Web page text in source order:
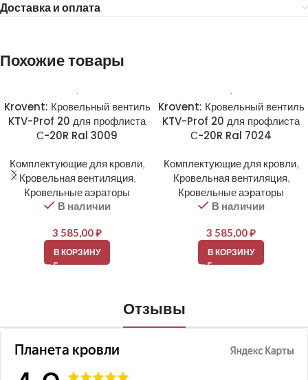
Доставка и оплата
Похожие товары
Krovent: Кровельный вентиль
KTV-Prof 20 для профлиста
С-20R Ral 3009
Комплектующие для кровли,
Кровельная вентиляция,
Кровельные аэраторы
В наличии
3 585,00₽
В КОРЗИНУ
Krovent: Кровельный вентиль
KTV-Prof 20 для профлиста
С-20R Ral 7024
Комплектующие для кровли,
Кровельная вентиляция,
Кровельные аэраторы
В наличии
3 585,00₽
В КОРЗИНУ
Отзывы